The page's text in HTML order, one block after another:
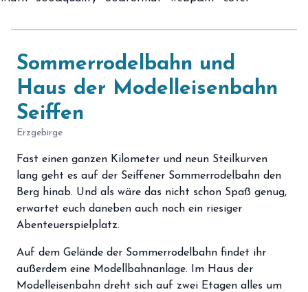
Sommerrodelbahn und
Haus der Modelleisenbahn
Seiffen
Erzgebirge
Fast einen ganzen Kilometer und neun Steilkurven
lang geht es auf der Seiffener Sommerrodelbahn den
Berg hinab. Und als wäre das nicht schon Spaß genug,
erwartet euch daneben auch noch ein riesiger
Abenteuerspielplatz.
Auf dem Gelände der Sommerrodelbahn findet ihr
außerdem eine Modellbahnanlage. Im Haus der
Modelleisenbahn dreht sich auf zwei Etagen alles um